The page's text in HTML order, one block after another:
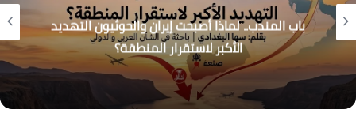
باب المندب.. لماذا أصبحت إيران والحوثيون التهديد
الأكبر لاستقرار المنطقة؟